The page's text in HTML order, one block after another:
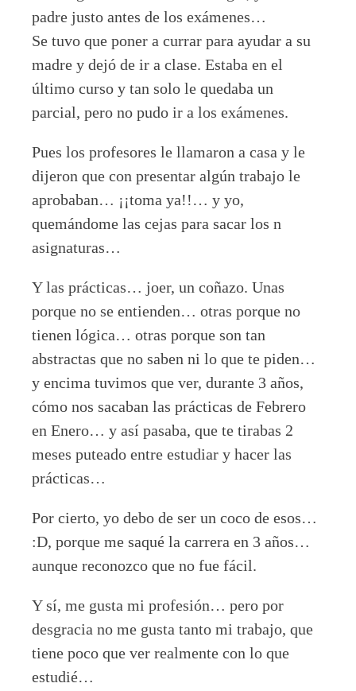
padre justo antes de los exámenes…
Se tuvo que poner a currar para ayudar a su
madre y dejó de ir a clase. Estaba en el
último curso y tan solo le quedaba un
parcial, pero no pudo ir a los exámenes.
Pues los profesores le llamaron a casa y le
dijeron que con presentar algún trabajo le
aprobaban… ¡¡toma ya!!… y yo,
quemándome las cejas para sacar los n
asignaturas…
Y las prácticas… joer, un coñazo. Unas
porque no se entienden… otras porque no
tienen lógica… otras porque son tan
abstractas que no saben ni lo que te piden…
y encima tuvimos que ver, durante 3 años,
cómo nos sacaban las prácticas de Febrero
en Enero… y así pasaba, que te tirabas 2
meses puteado entre estudiar y hacer las
prácticas…
Por cierto, yo debo de ser un coco de esos…
:D, porque me saqué la carrera en 3 años…
aunque reconozco que no fue fácil.
Y sí, me gusta mi profesión… pero por
desgracia no me gusta tanto mi trabajo, que
tiene poco que ver realmente con lo que
estudié…